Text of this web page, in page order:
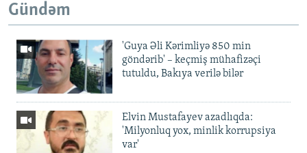
Gündəm
'Guya Əli Kərimliyə 850 min
göndərib' – keçmiş mühafizəçi
tutuldu, Bakıya verilə bilər
Elvin Mustafayev azadlıqda:
'Milyonluq yox, minlik korrupsiya
var'